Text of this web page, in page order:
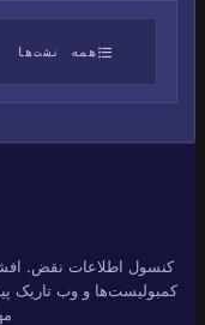
همه نشت‌ها
کنسول اطلاعات نقض.
کمبولیست‌ها و وب تاریک